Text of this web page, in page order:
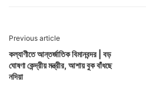
Previous article
কল্যাণীতে আন্তর্জাতিক বিমানবন্দর | বড়
ঘোষণা কেন্দ্রীয় মন্ত্রীর, আশায় বুক বাঁধছে
নদিয়া